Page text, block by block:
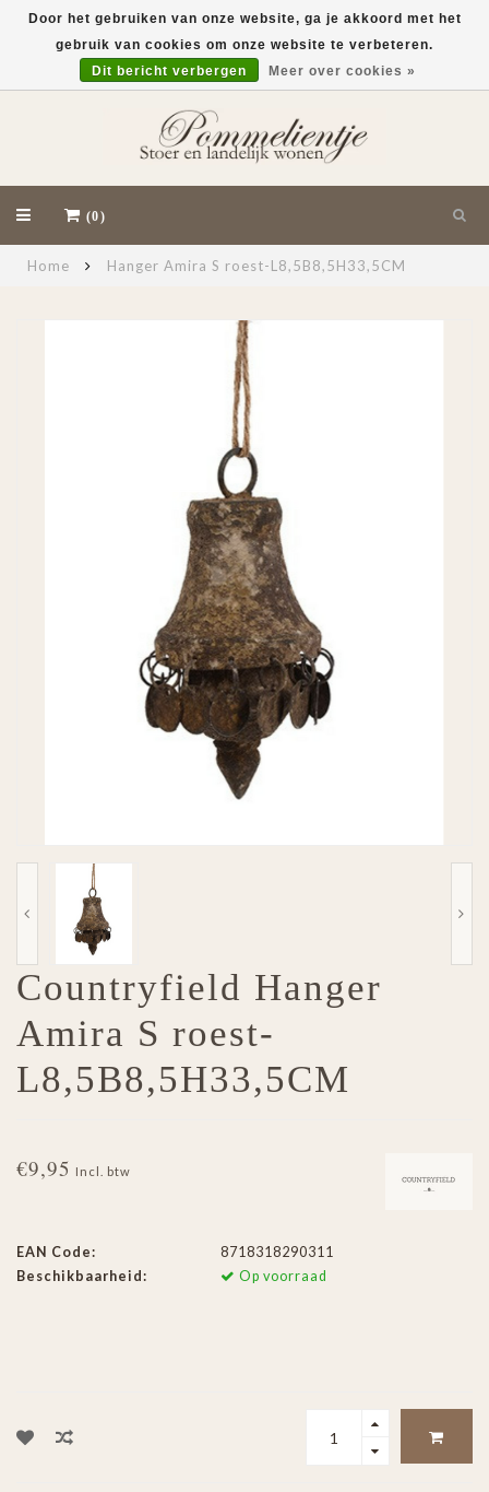
(0)
Home Hanger Amira S roest-L8,5B8,5H33,5CM
Countryfield Hanger
Amira S roest-
L8,5B8,5H33,5CM
€9,95 Incl. btw
EAN Code:
8718318290311
Beschikbaarheid:
Op voorraad
Door het gebruiken van onze website, ga je akkoord met het
gebruik van cookies om onze website te verbeteren.
Dit bericht verbergen
Meer over cookies »